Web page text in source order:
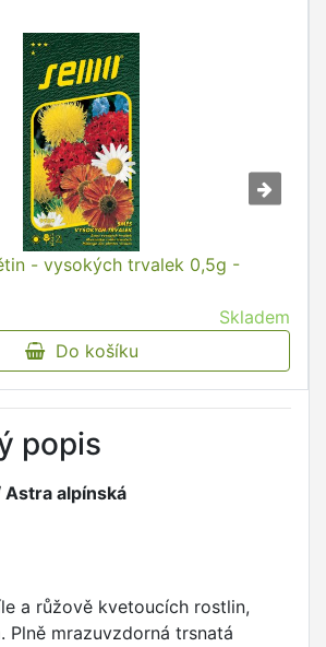
- vysokých trvalek 0,5g -
Skladem
Do košíku
popis
alpínská
a růžově kvetoucích rostlin,
Plně mrazuvzdorná trsnatá